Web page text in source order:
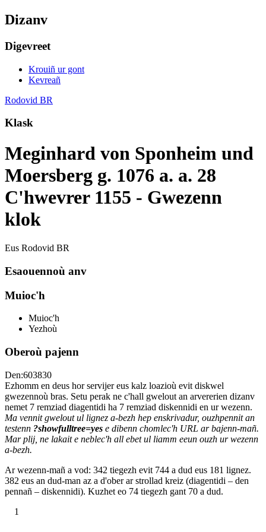
Dizanv
Digevreet
Krouiñ ur gont
Kevreañ
Rodovid BR
Klask
Meginhard von Sponheim und
Moersberg g. 1076 a. a. 28
C'hwevrer 1155 - Gwezenn
klok
Eus Rodovid BR
Esaouennoù anv
Muioc'h
Muioc'h
Yezhoù
Oberoù pajenn
Den:603830
Ezhomm en deus hor servijer eus kalz loazioù evit diskwel
gwezennoù bras. Setu perak ne c'hall gwelout an arvererien dizanv
nemet 7 remziad diagentidi ha 7 remziad diskennidi en ur wezenn.
Ma vennit gwelout ul lignez a-bezh hep enskrivadur, ouzhpennit an
testenn ?showfulltree=yes e dibenn chomlec'h URL ar bajenn-mañ.
Mar plij, ne lakait e neblec'h all ebet ul liamm eeun ouzh ur wezenn
a-bezh.
Ar wezenn-mañ a vod: 342 tiegezh evit 744 a dud eus 181 lignez.
382 eus an dud-man az a d'ober ar strollad kreiz (diagentidi – den
pennañ – diskennidi). Kuzhet eo 74 tiegezh gant 70 a dud.
1